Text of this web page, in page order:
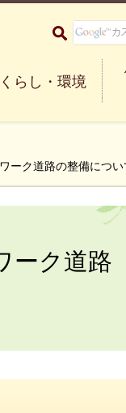
くらし・環境
ーク道路の整備につい
ーク道路